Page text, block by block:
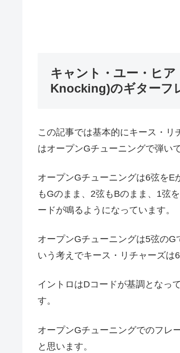
キャント・ユー・ヒ
Knocking)のギターフ
この記事では基本的にキース・
はオープンGチューニングで弾い
オープンGチューニングは6弦を
もGのまま、2弦もBのまま、1弦
ードが鳴るようになっています。
オープンGチューニングは5弦の
いう考えでキース・リチャーズは
イントロはDコードが基調となっ
す。
オープンGチューニングでのフレ
と思います。